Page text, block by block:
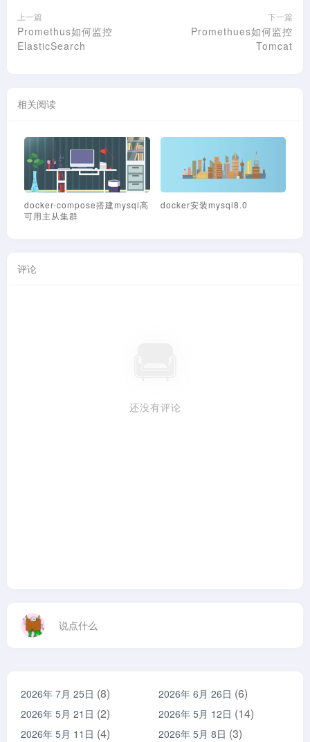
上一篇
Promethus如何监控
ElasticSearch
下一篇
Promethues如何监控
Tomcat
相关阅读
Centos7环境下MYSQL数据库
Zabbix企业微信报警
评论
还没有评论
说点什么
2026年 7月 25日 (8) 2026年 6月 26日 (6)
2026年 5月 21日 (2) 2026年 5月 12日 (14)
2026年 5月 11日 (4) 2026年 5月 8日 (3)